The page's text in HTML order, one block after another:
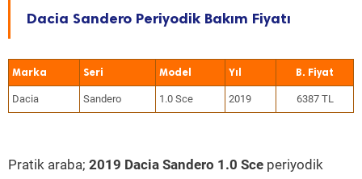
Dacia Sandero Periyodik Bakım Fiyatı
Marka Seri Model Yıl
Dacia Sandero 1.0 Sce 2019 6387 TL
Pratik araba; 2019 Dacia Sandero 1.0 Sce periyodik